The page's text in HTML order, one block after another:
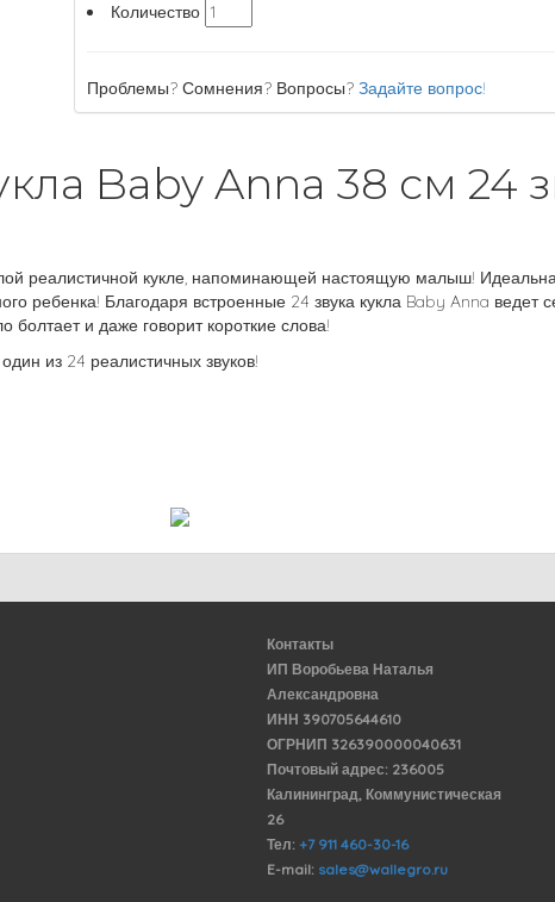
Количество
Проблемы? Сомнения? Вопросы?Задайте вопрос!
Baby Anna 38 см 24
реалистичной кукле, напоминающей настоящую малыш!
ребенка! Благодаря встроенные 24 звука кукла Baby Anna ведет
болтает и даже говорит короткие слова!
из 24 реалистичных звуков!
Контакты
ИП Воробьева Наталья
Александровна
ИНН 390705644610
ОГРНИП 326390000040631
Почтовый адрес: 236005
Калининград, Коммунистическая
26
Тел: +7 911 460-30-16
E-mail: sales@wallegro.ru